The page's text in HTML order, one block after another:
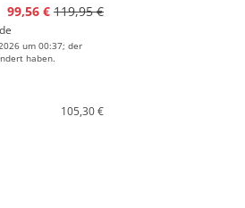
99,56 € 119,95 €
um 00:37; der
haben.
105,30 €